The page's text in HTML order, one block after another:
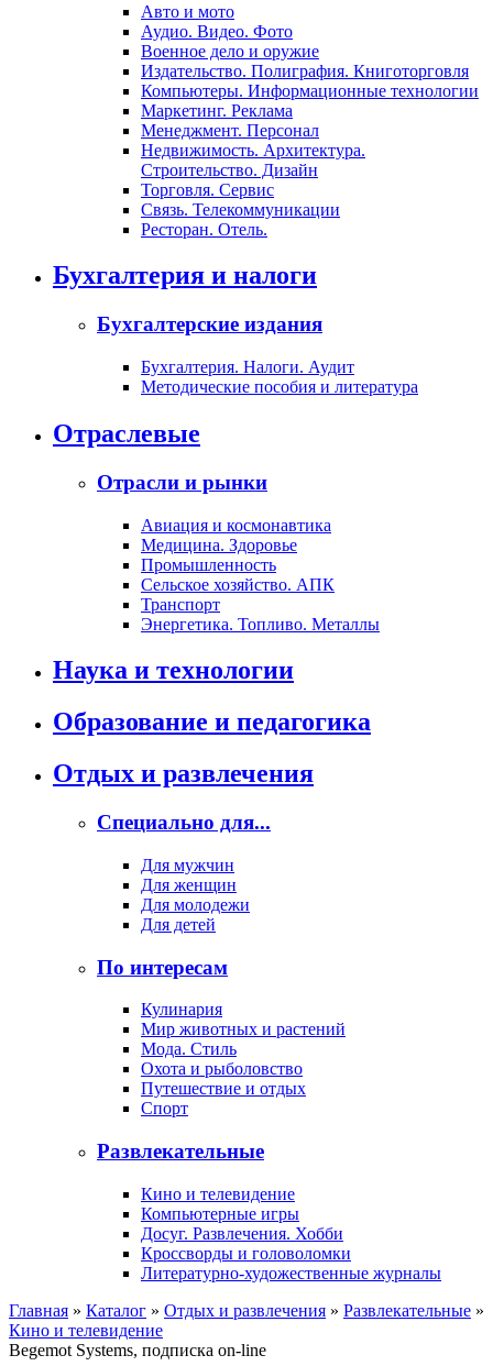
Авто и мото
Аудио. Видео. Фото
Военное дело и оружие
Издательство. Полиграфия. Книготорговля
Компьютеры. Информационные технологии
Маркетинг. Реклама
Менеджмент. Персонал
Недвижимость. Архитектура.
Строительство. Дизайн
Торговля. Сервис
Связь. Телекоммуникации
Ресторан. Отель.
Бухгалтерия и налоги
Бухгалтерские издания
Бухгалтерия. Налоги. Аудит
Методические пособия и литература
Отраслевые
Отрасли и рынки
Авиация и космонавтика
Медицина. Здоровье
Промышленность
Сельское хозяйство. АПК
Транспорт
Энергетика. Топливо. Металлы
Наука и технологии
Образование и педагогика
Отдых и развлечения
Специально для...
Для мужчин
Для женщин
Для молодежи
Для детей
По интересам
Кулинария
Мир животных и растений
Мода. Стиль
Охота и рыболовство
Путешествие и отдых
Спорт
Развлекательные
Кино и телевидение
Компьютерные игры
Досуг. Развлечения. Хобби
Кроссворды и головоломки
Литературно-художественные журналы
Главная » Каталог » Отдых и развлечения » Развлекательные »
Кино и телевидение
Begemot Systems, подписка on-line